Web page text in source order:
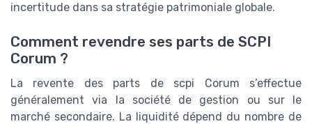
incertitude dans sa stratégie patrimoniale globale.
Comment revendre ses parts de SCPI
Corum ?
La revente des parts de scpi Corum s’effectue
généralement via la société de gestion ou sur le
marché secondaire. La liquidité dépend du nombre de